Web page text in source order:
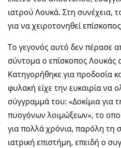
ιατρού Λουκά. Στη συνέχεια,
για να χειροτονηθεί
Το γεγονός αυτό δεν πέρασε
σύντομα ο επίσκοπος Λουκάς
Κατηγορήθηκε για προδοσία
φυλακή είχε την ευκαιρία να
σύγγραμμά του: «Δοκίμια για
πυογόνων λοιμώξεων», το
για πολλά χρόνια, παρόλη τη
ιατρική επιστήμη, επειδή ο